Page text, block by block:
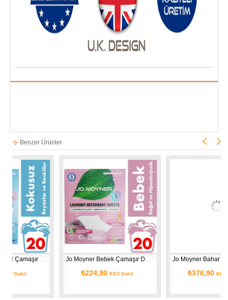
Benzer Ürünler
Jo Moyner Bebek Çamaşır Deterjanı Doğal Organik Yaprak Deterjan Kokusuz 20 Kullanım
KDV Dahil
Jo Moyner Bahar Kokulu Çamaşır Deterjanı Doğal Organik Yaprak Deterjan 40 Kullanım
KDV Dahil